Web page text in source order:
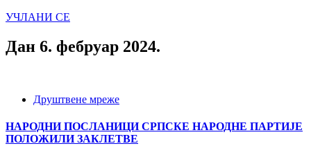
УЧЛАНИ СЕ
Дан 6. фебруар 2024.
Друштвене мреже
НАРОДНИ ПОСЛАНИЦИ СРПСКЕ НАРОДНЕ ПАРТИЈЕ
ПОЛОЖИЛИ ЗАКЛЕТВЕ